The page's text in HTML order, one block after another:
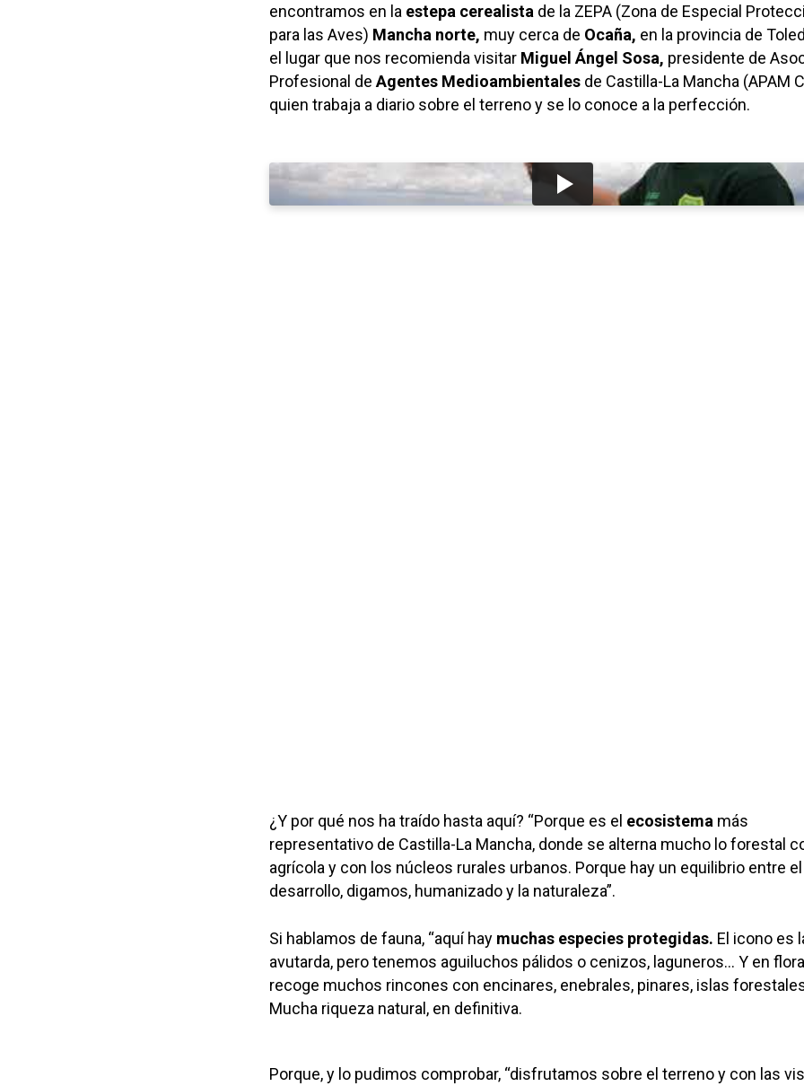
encontramos en la estepa cerealista de la ZEPA (Zona de Especial
para las Aves) Mancha norte, muy cerca de Ocaña, en la provincia de
el lugar que nos recomienda visitar Miguel Ángel Sosa, presidente de
Profesional de Agentes Medioambientales de Castilla-La Mancha (APAM
quien trabaja a diario sobre el terreno y se lo conoce a la perfección.
¿Y por qué nos ha traído hasta aquí? “Porque es el ecosistema más
representativo de Castilla-La Mancha, donde se alterna mucho lo forestal
agrícola y con los núcleos rurales urbanos. Porque hay un equilibrio entre el
desarrollo, digamos, humanizado y la naturaleza”.
Si hablamos de fauna, “aquí hay muchas especies protegidas. El icono es
avutarda, pero tenemos aguiluchos pálidos o cenizos, laguneros… Y en flora
recoge muchos rincones con encinares, enebrales, pinares, islas
Mucha riqueza natural, en definitiva.
Porque, y lo pudimos comprobar, “disfrutamos sobre el terreno y con las